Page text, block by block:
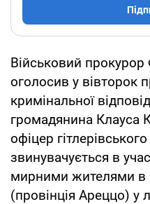
Військовий прокурор
оголосив у вівторок
кримінальної
громадянина Клауса
офіцер
звинувачується в
мирними жителями в
(провінція Ареццо) у